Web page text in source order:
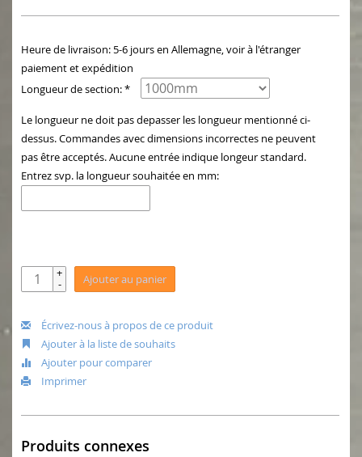
Heure de livraison: 5-6 jours en Allemagne, voir à l'étranger
paiement et expédition
Longueur de section: *
Le longueur ne doit pas depasser les longueur mentionné ci-
dessus. Commandes avec dimensions incorrectes ne peuvent
pas être acceptés. Aucune entrée indique longeur standard.
Entrez svp. la longueur souhaitée en mm:
+
- Ajouter au panier
Écrivez-nous à propos de ce produit
Ajouter à la liste de souhaits
Ajouter pour comparer
Imprimer
Produits connexes